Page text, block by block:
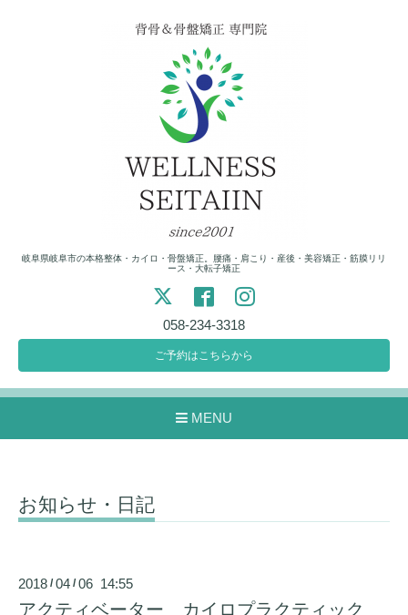
岐阜県岐阜市の本格整体・カイロ・骨盤矯正。腰痛・肩こり・産後・美容矯正・筋膜リリ
ース・大転子矯正
058-234-3318
ご予約はこちらから
MENU
お知らせ・日記
2018 /04 /06 14:55
アクティベーター カイロプラクティック